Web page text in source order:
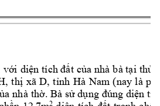
với diện tích đất của nhà bà tại
thị xã D, tỉnh Hà Nam (nay là
nhà thờ. Bà sử dụng đúng diện t
2